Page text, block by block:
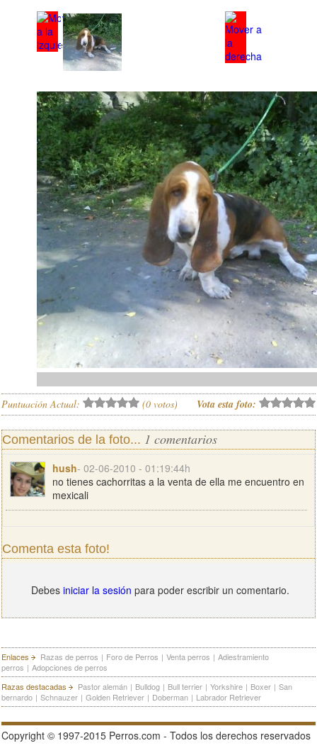
Puntuación Actual: (0 votos) Vota esta foto:
Comentarios de la foto... 1 comentarios
hush- 02-06-2010 - 01:19:44h
no tienes cachorritas a la venta de ella me encuentro en
mexicali
Comenta esta foto!
Debes iniciar la sesión para poder escribir un comentario.
Enlaces Razas de perros | Foro de Perros | Venta perros | Adiestramiento
perros | Adopciones de perros
Razas destacadas
Pastor alemán | Bulldog | Bull terrier | Yorkshire | Boxer | San
bernardo | Schnauzer | Golden Retriever | Doberman | Labrador Retriever
Copyright © 1997-2015 Perros.com - Todos los derechos reservados